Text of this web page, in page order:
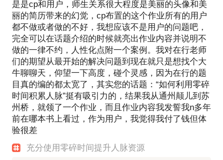
是是cp和用户，师生关系很大程度是美丽的头像和美
丽的简历带来的幻觉，cp布置的这个作业所有的用户
都不做或者做的不好，我想应该不是用户的问题吧，
完全可以在话题介绍的时候就亮出作业内容并说明不
做的一律不约，人性化点附一个案例。我对在行老师
们的期望从最开始的解决问题到现在就只是想找个大
牛聊聊天，仰望一下高度，碰个灵感，因为在行的题
目真的编的都太宽了，其实您的话题：“如何利用零碎
时间积累人脉”挺有吸引力的，结果我从通州颠儿到苏
州桥，就领了一个作业，而且作业内容我发誓我n多年
前在哪本书上看过，作为用户，我觉得我付了钱但体
验很差
充分使用零碎时间提升人脉资源